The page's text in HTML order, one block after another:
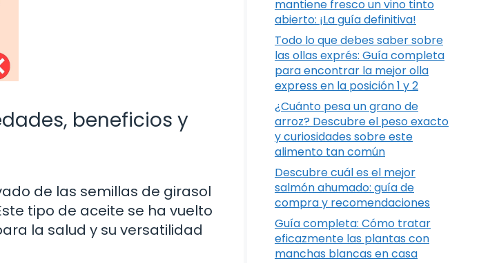
beneficios y
de las semillas de girasol
tipo de aceite se ha vuelto
la salud y su versatilidad
mantiene fresco un vino tinto
abierto: ¡La guía definitiva!
Todo lo que debes saber sobre
las ollas exprés: Guía completa
para encontrar la mejor olla
express en la posición 1 y 2
¿Cuánto pesa un grano de
arroz? Descubre el peso exacto
y curiosidades sobre este
alimento tan común
Descubre cuál es el mejor
salmón ahumado: guía de
compra y recomendaciones
Guía completa: Cómo tratar
eficazmente las plantas con
manchas blancas en casa